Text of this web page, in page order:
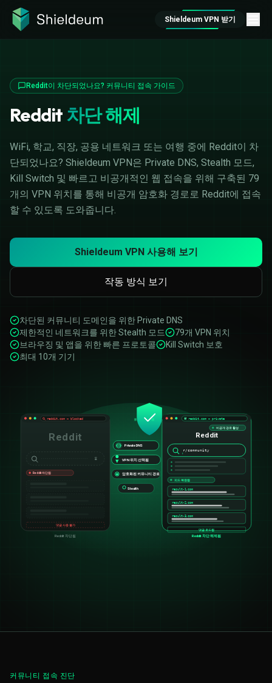
Shieldeum VPN 받기
Reddit이 차단되었나요? 커뮤니티 접속 가이드
Reddit차단 해제
WiFi, 학교, 직장, 공용 네트워크 또는 여행 중에 Reddit이 차
단되었나요? Shieldeum VPN은 Private DNS, Stealth 모드,
Kill Switch 및 빠르고 비공개적인 웹 접속을 위해 구축된 79
개의 VPN 위치를 통해 비공개 암호화 경로로 Reddit에 접속
할 수 있도록 도와줍니다.
Shieldeum VPN 사용해 보기
작동 방식 보기
차단된 커뮤니티 도메인을 위한 Private DNS
제한적인 네트워크를 위한 Stealth 모드
79개 VPN 위치
브라우징 및 앱을 위한 빠른 프로토콜
Kill Switch 보호
최대 10개 기기
reddit.com — blocked
Reddit
⏳
Reddit 차단됨
댓글 사용 불가
Reddit 차단됨
Private DNS
VPN 위치 선택됨
암호화된 커뮤니티 경로
Stealth
reddit.com — private
비공개 경로 활성
Reddit
r/community
피드 복원됨
result-1 .com
result-2.com
result-3.com
댓글 로드됨
Reddit 차단 해제됨
커뮤니티 접속 진단